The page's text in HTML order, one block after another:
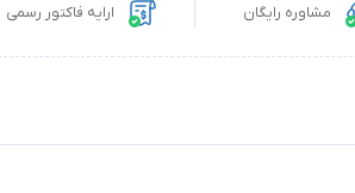
مشاوره رایگان ارایه فاکتور رسمی